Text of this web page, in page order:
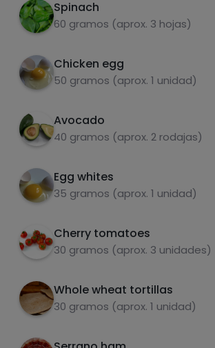
Spinach
60 gramos (aprox. 3 hojas)
Chicken egg
50 gramos (aprox. 1 unidad)
Avocado
40 gramos (aprox. 2 rodajas)
Egg whites
35 gramos (aprox. 1 unidad)
Cherry tomatoes
30 gramos (aprox. 3 unidades)
Whole wheat tortillas
30 gramos (aprox. 1 unidad)
when it has set, turn over and
the ingredients in the middle of
carbohydrates
Sugars